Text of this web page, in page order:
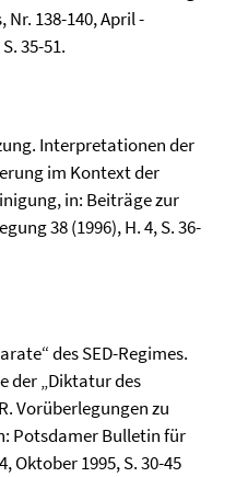
138-140, April -
35-51.
Interpretationen der
im Kontext der
in: Beiträge zur
38 (1996), H. 4, S. 36-
des SED-Regimes.
der „Diktatur des
Vorüberlegungen zu
Potsdamer Bulletin für
Oktober 1995, S. 30-45